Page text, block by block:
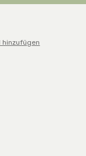
hinzufügen